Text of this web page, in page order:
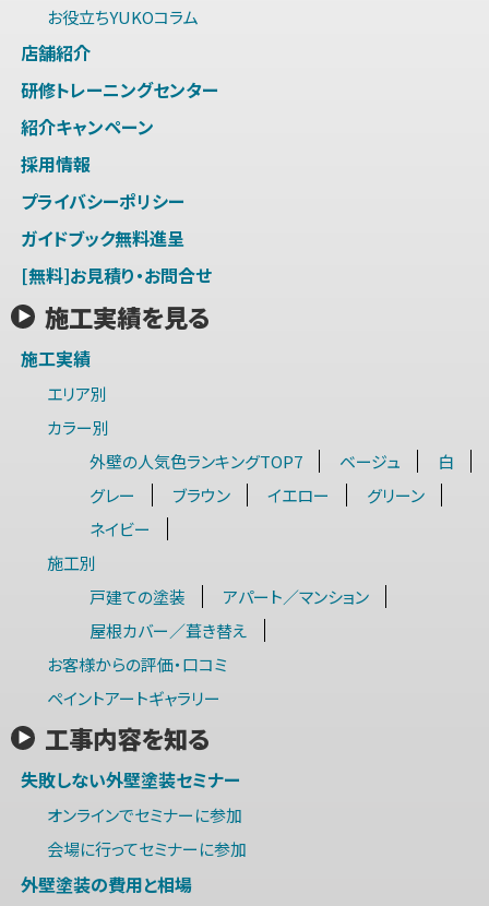
お役立ちYUKOコラム
店舗紹介
研修トレーニングセンター
紹介キャンペーン
採用情報
プライバシーポリシー
ガイドブック無料進呈
[無料]お見積り・お問合せ
施工実績を見る
施工実績
エリア別
カラー別
外壁の人気色ランキングTOP7
ベージュ
白
グレー
ブラウン イエロー
グリーン
ネイビー
施工別
戸建ての塗装
アパート／マンション
屋根カバー／葺き替え
お客様からの評価・口コミ
ペイントアートギャラリー
工事内容を知る
失敗しない外壁塗装セミナー
オンラインでセミナーに参加
会場に行ってセミナーに参加
外壁塗装の費用と相場